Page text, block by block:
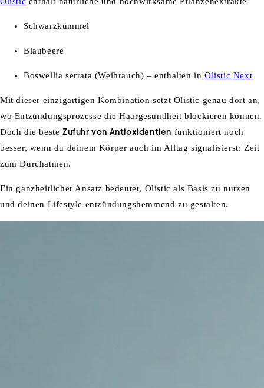
Schwarzkümmel
Blaubeere
Boswellia serrata (Weihrauch) –enthalten inOlistic Next
Mit dieser einzigartigen Kombination setzt Olistic genau dort an,
wo Entzündungsprozesse die Haargesundheit blockieren können.
Doch die beste Zufuhr von Antioxidantien funktioniert noch
besser, wenn du deinem Körper auch im Alltag signalisierst: Zeit
zum Durchatmen.
Ein ganzheitlicher Ansatz bedeutet, Olistic als Basis zu nutzen
und deinen Lifestyle entzündungshemmend zu gestalten.